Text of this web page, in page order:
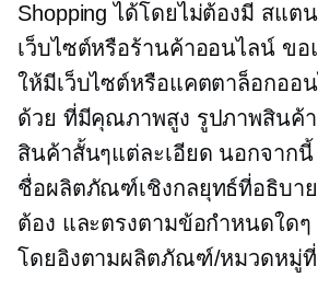
Shopping ได้โดยไม่ต้องมี สแต
เว็บไซต์หรือร้านค้าออนไลน์ ขอ
ให้มีเว็บไซต์หรือแคตตาล็อกออ
ด้วย ที่มีคุณภาพสูง รูปภาพสินค้
สินค้าสั้นๆแต่ละเอียด นอกจาก
ชื่อผลิตภัณฑ์เชิงกลยุทธ์ที่อธิบา
ต้อง และตรงตามข้อกำหนดใดๆ
โดยอิงตามผลิตภัณฑ์/หมวดหมู่ที่